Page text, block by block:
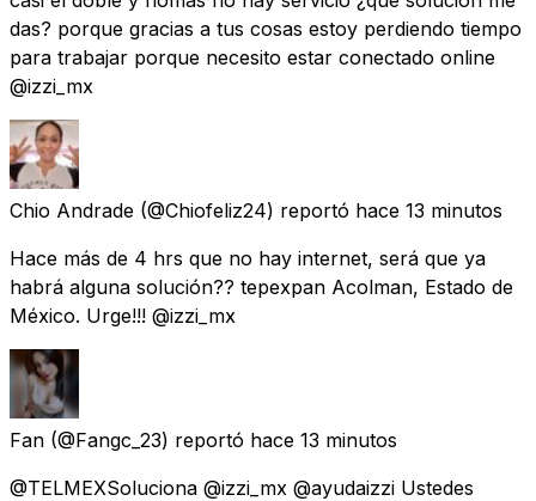
das? porque gracias a tus cosas estoy perdiendo tiempo
para trabajar porque necesito estar conectado online
@izzi_mx
Chio Andrade (@Chiofeliz24) reportó hace 13 minutos
Hace más de 4 hrs que no hay internet, será que ya
habrá alguna solución?? tepexpan Acolman, Estado de
México. Urge!!! @izzi_mx
Fan (@Fangc_23) reportó hace 13 minutos
@TELMEXSoluciona @izzi_mx @ayudaizzi Ustedes